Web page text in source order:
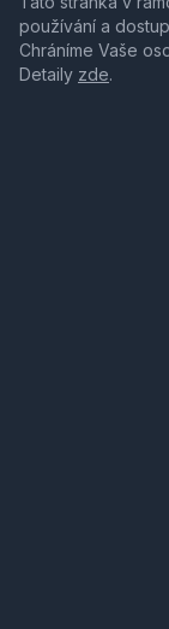
používání a
Chráníme Vaše
Detaily zde.